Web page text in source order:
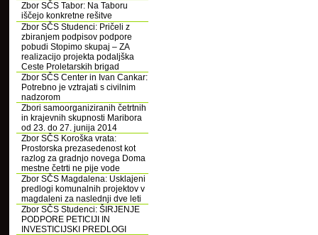
Zbor SČS Tabor: Na Taboru
iščejo konkretne rešitve
Zbor SČS Studenci: Pričeli z
zbiranjem podpisov podpore
pobudi Stopimo skupaj – ZA
realizacijo projekta podaljška
Ceste Proletarskih brigad
Zbor SČS Center in Ivan Cankar:
Potrebno je vztrajati s civilnim
nadzorom
Zbori samoorganiziranih četrtnih
in krajevnih skupnosti Maribora
od 23. do 27. junija 2014
Zbor SČS Koroška vrata:
Prostorska prezasedenost kot
razlog za gradnjo novega Doma
mestne četrti ne pije vode
Zbor SČS Magdalena: Usklajeni
predlogi komunalnih projektov v
magdaleni za naslednji dve leti
Zbor SČS Studenci: ŠIRJENJE
PODPORE PETICIJI IN
INVESTICIJSKI PREDLOGI